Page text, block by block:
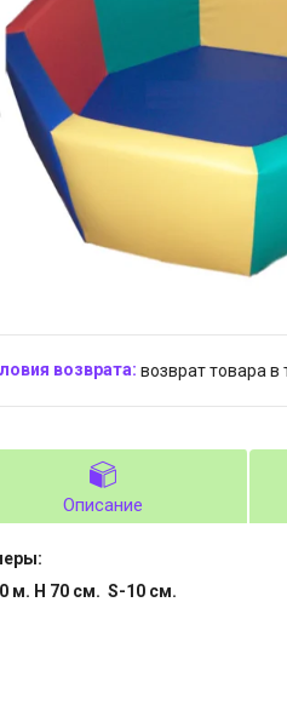
возврат товара в
Описание
м. H 70 см. S-10 см.